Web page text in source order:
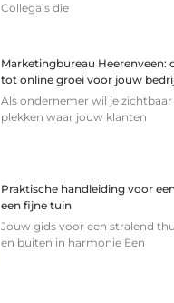
Collega’s die
Marketingbureau Heerenveen:
tot online groei voor jouw
Als ondernemer wil je
plekken waar jouw klanten
Praktische handleiding voor
een fijne tuin
Jouw gids voor een stralend
en buiten in harmonie Een